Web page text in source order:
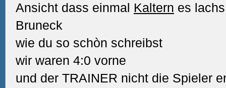
Ansicht dass einmal Kaltern es
Bruneck
wie du so schòn schreibst
wir waren 4:0 vorne
und der TRAINER nicht die Spieler